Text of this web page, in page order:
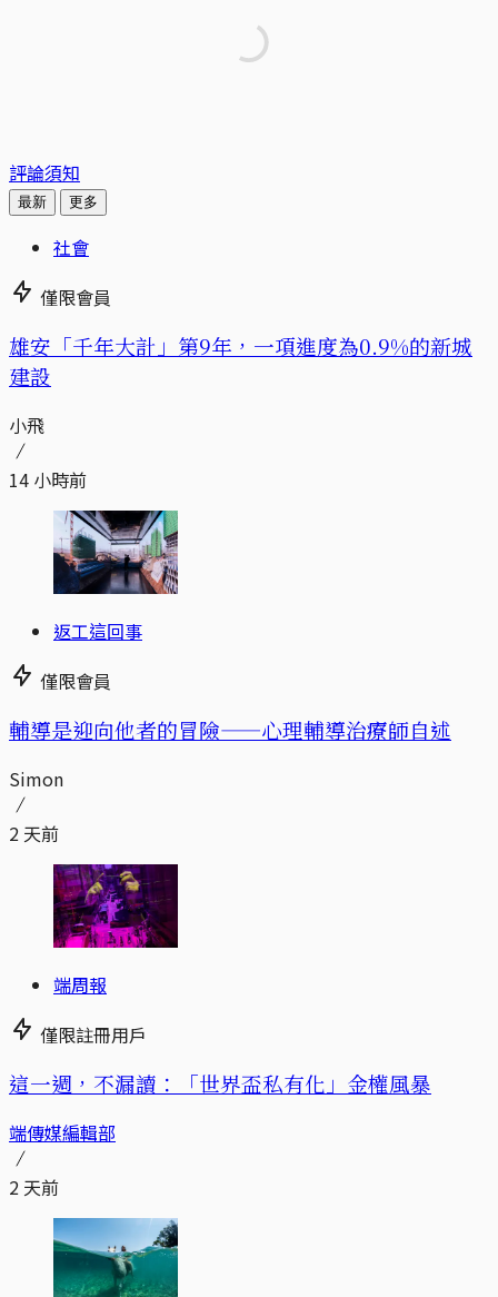
評論須知
最新 更多
社會
僅限會員
​​雄安「千年大計」第9年，一項進度為0.9%的新城
建設
小飛
14 小時前
返工這回事
僅限會員
輔導是迎向他者的冒險——心理輔導治療師自述
Simon
2 天前
端周報
僅限註冊用戶
這一週，不漏讀：「世界盃私有化」金權風暴
端傳媒編輯部
2 天前